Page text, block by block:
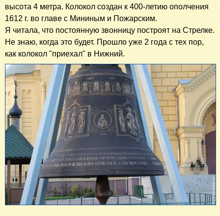
высота 4 метра. Колокол создан к 400-летию ополчения
1612 г. во главе с Мининым и Пожарским.
Я читала, что постоянную звонницу построят на Стрелке.
Не знаю, когда это будет. Прошло уже 2 года с тех пор,
как колокол "приехал" в Нижний.